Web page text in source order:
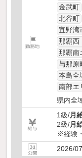
金武町
北谷町
宜野湾
那覇西
那覇南
与那原
本島全
南部エ
県内全
1級/月
2級/月
※経験
2026/